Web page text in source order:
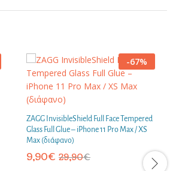
-67%
ZAGG InvisibleShield Full Face Tempered
Glass Full Glue – iPhone 11 Pro Max / XS
Max (διάφανο)
9,90€ 29,90€